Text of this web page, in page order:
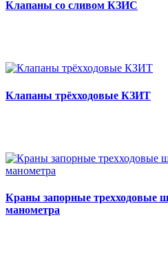
Клапаны со сливом КЗИС
Клапаны трёхходовые КЗИТ
Краны запорные трехходовые
манометра